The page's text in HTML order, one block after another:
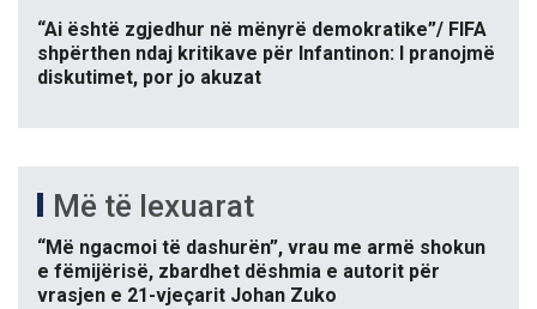
“Ai është zgjedhur në mënyrë demokratike”/ FIFA
shpërthen ndaj kritikave për Infantinon: I pranojmë
diskutimet, por jo akuzat
Më të lexuarat
“Më ngacmoi të dashurën”, vrau me armë shokun
e fëmijërisë, zbardhet dëshmia e autorit për
vrasjen e 21-vjeçarit Johan Zuko